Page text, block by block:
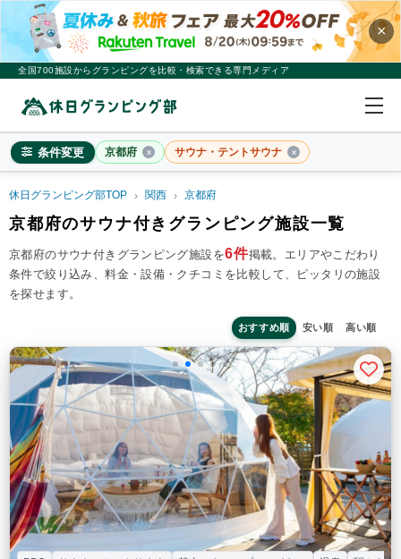
×
全国700施設からグランピングを比較・検索できる専門メディア
条件変更 京都府 サウナ・テントサウナ
×
料金目安 ※4名利用時の1名最安値
~20,000円/人
ペット連れ
施設タイプ
ドームテント コットンテント コテージ・ロッジ
バンガロー・キャビン 1組限定貸切
特徴・アクティビティ
BBQ サウナ・テントサウナ 焚火・キャンプファイヤー 手持ち花火
温泉 プール 海水浴 ドッグラン 駅から徒歩15分以内
駅から送迎あり
条件をクリア この条件で再検索
休日グランピング部TOP 関西 京都府
京都府のサウナ付きグランピング施設一覧
京都府のサウナ付きグランピング施設を6件掲載。 エリアやこだわり
条件で絞り込み、料金・設備・クチコミを比較して、ピッタリの施設
を探せます。
おすすめ順 安い順 高い順